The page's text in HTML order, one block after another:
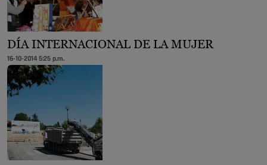
DÍA INTERNACIONAL DE LA MUJER
16-10-2014 5:25 p.m.